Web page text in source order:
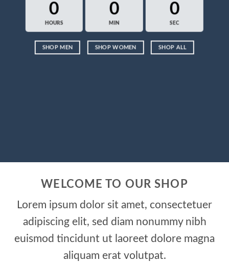
0
HOURS
0
MIN
0
SEC
SHOP MEN SHOP WOMEN SHOP ALL
WELCOME TO OUR SHOP
Lorem ipsum dolor sit amet, consectetuer
adipiscing elit, sed diam nonummy nibh
euismod tincidunt ut laoreet dolore magna
aliquam erat volutpat.